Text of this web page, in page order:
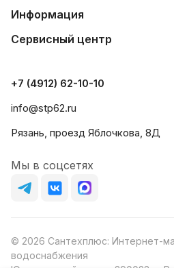
Информация
Сервисный центр
+7 (4912) 62-10-10
info@stp62.ru
Рязань, проезд Яблочкова, 8Д
Мы в соцсетях
© 2026 Сантехплюс: Интернет-
водоснабжения